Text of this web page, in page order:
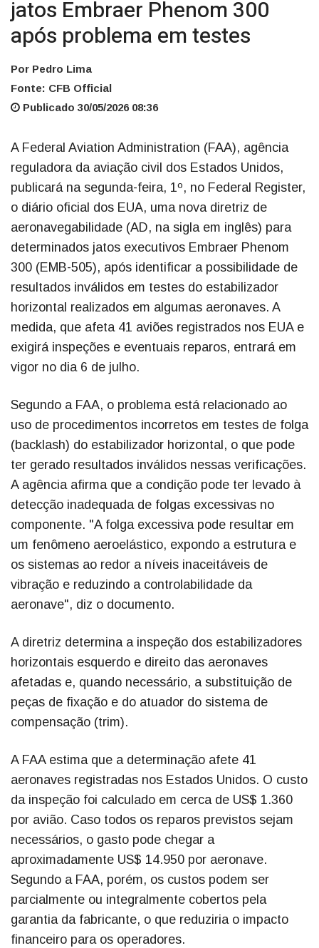
jatos Embraer Phenom 300
após problema em testes
Por Pedro Lima
Fonte: CFB Official
Publicado 30/05/2026 08:36
A Federal Aviation Administration (FAA), agência
reguladora da aviação civil dos Estados Unidos,
publicará na segunda-feira, 1º, no Federal Register,
o diário oficial dos EUA, uma nova diretriz de
aeronavegabilidade (AD, na sigla em inglês) para
determinados jatos executivos Embraer Phenom
300 (EMB-505), após identificar a possibilidade de
resultados inválidos em testes do estabilizador
horizontal realizados em algumas aeronaves. A
medida, que afeta 41 aviões registrados nos EUA e
exigirá inspeções e eventuais reparos, entrará em
vigor no dia 6 de julho.
Segundo a FAA, o problema está relacionado ao
uso de procedimentos incorretos em testes de folga
(backlash) do estabilizador horizontal, o que pode
ter gerado resultados inválidos nessas verificações.
A agência afirma que a condição pode ter levado à
detecção inadequada de folgas excessivas no
componente. "A folga excessiva pode resultar em
um fenômeno aeroelástico, expondo a estrutura e
os sistemas ao redor a níveis inaceitáveis de
vibração e reduzindo a controlabilidade da
aeronave", diz o documento.
A diretriz determina a inspeção dos estabilizadores
horizontais esquerdo e direito das aeronaves
afetadas e, quando necessário, a substituição de
peças de fixação e do atuador do sistema de
compensação (trim).
A FAA estima que a determinação afete 41
aeronaves registradas nos Estados Unidos. O custo
da inspeção foi calculado em cerca de US$ 1.360
por avião. Caso todos os reparos previstos sejam
necessários, o gasto pode chegar a
aproximadamente US$ 14.950 por aeronave.
Segundo a FAA, porém, os custos podem ser
parcialmente ou integralmente cobertos pela
garantia da fabricante, o que reduziria o impacto
financeiro para os operadores.